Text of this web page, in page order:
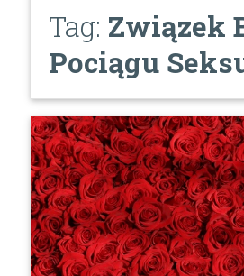
Tag: Związek
Pociągu